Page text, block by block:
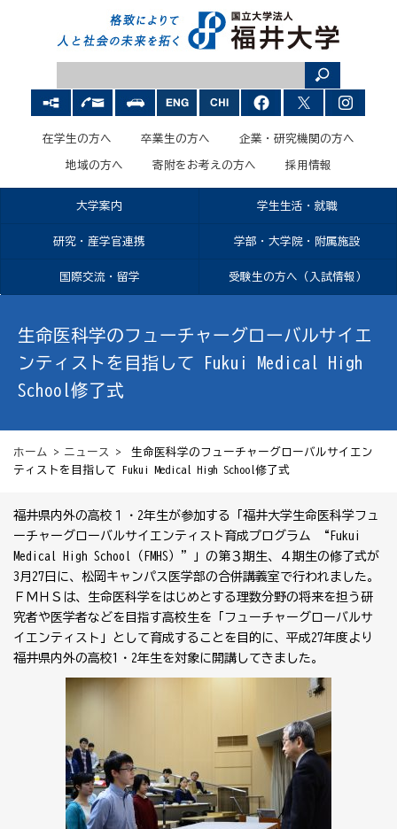
在学生の方へ 卒業生の方へ 企業・研究機関の方へ
地域の方へ 寄附をお考えの方へ 採用情報
大学案内 学生生活・就職
研究・産学官連携 学部・大学院・附属施設
国際交流・留学 受験生の方へ（入試情報）
生命医科学のフューチャーグローバルサイエ
ンティストを目指して Fukui Medical High
School修了式
ホーム > ニュース
> 生命医科学のフューチャーグローバルサイエン
ティストを目指して Fukui Medical High School修了式
福井県内外の高校１・2年生が参加する「福井大学生命医科学フュ
ーチャーグローバルサイエンティスト育成プログラム “Fukui
Medical High School（FMHS）”」の第３期生、４期生の修了式が
3月27日に、松岡キャンパス医学部の合併講義室で行われました。
ＦＭＨＳは、生命医科学をはじめとする理数分野の将来を担う研
究者や医学者などを目指す高校生を「フューチャーグローバルサ
イエンティスト」として育成することを目的に、平成27年度より
福井県内外の高校1・2年生を対象に開講してきました。